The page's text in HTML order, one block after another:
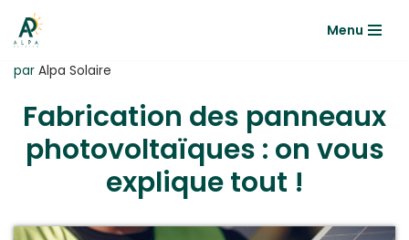
Aller
au
Menu
par Alpa Solaire
Fabrication des panneaux
photovoltaïques : on vous
explique tout !